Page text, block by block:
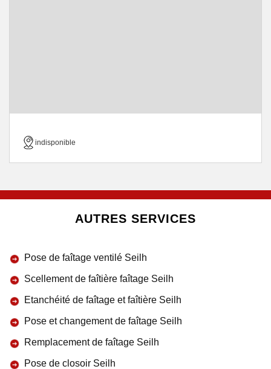
indisponible
AUTRES SERVICES
Pose de faîtage ventilé Seilh
Scellement de faîtière faîtage Seilh
Etanchéité de faîtage et faîtière Seilh
Pose et changement de faîtage Seilh
Remplacement de faîtage Seilh
Pose de closoir Seilh